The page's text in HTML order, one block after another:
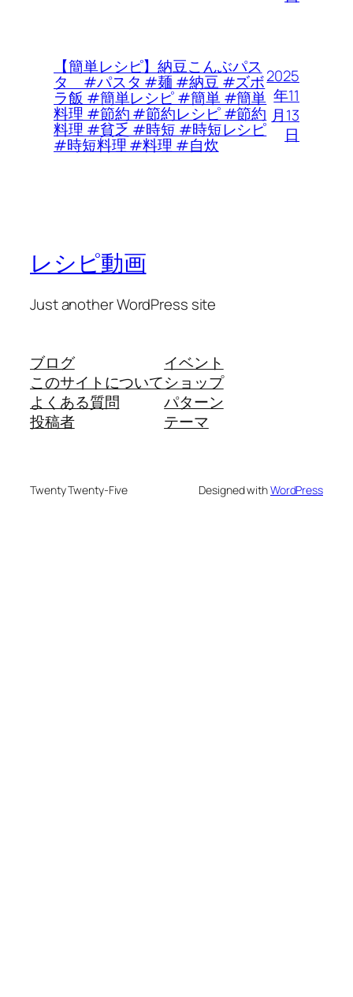
【簡単レシピ】納豆こんぶパス
タ #パスタ #麺 #納豆 #ズボ
ラ飯 #簡単レシピ #簡単 #簡単
料理 #節約 #節約レシピ #節約
料理 #貧乏 #時短 #時短レシピ
#時短料理 #料理 #自炊
2025
年11
月13
日
レシピ動画
Just another WordPress site
ブログ
このサイトについて
よくある質問
投稿者
イベント
ショップ
パターン
テーマ
Twenty Twenty-Five Designed withWordPress